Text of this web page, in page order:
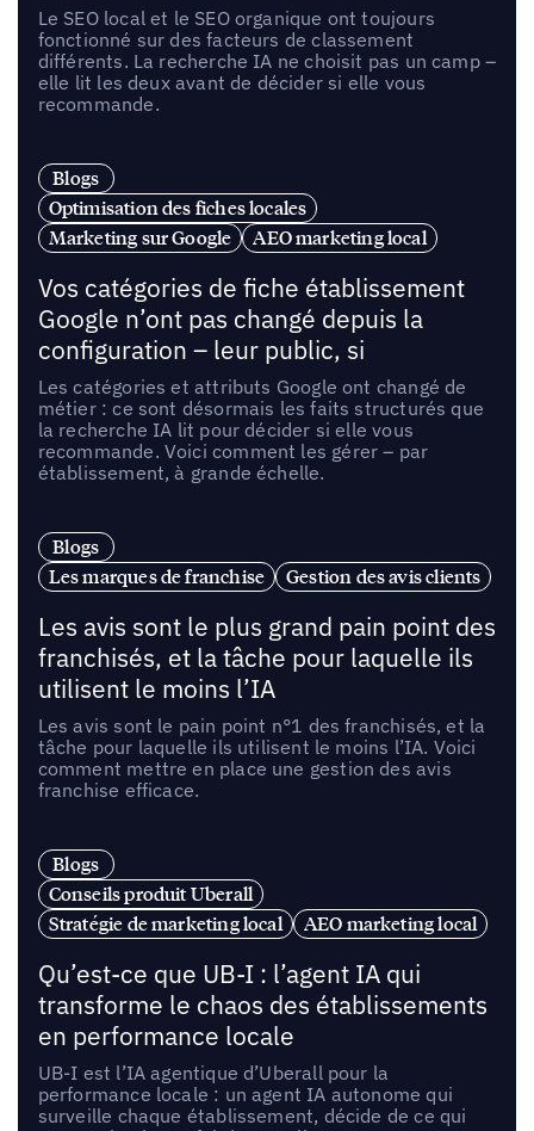
Le SEO local et le SEO organique ont toujours
fonctionné sur des facteurs de classement
différents. La recherche IA ne choisit pas un camp –
elle lit les deux avant de décider si elle vous
recommande.
Blogs
Optimisation des fiches locales
Marketing sur Google
AEO marketing local
Vos catégories de fiche établissement
Google n’ont pas changé depuis la
configuration – leur public, si
Les catégories et attributs Google ont changé de
métier : ce sont désormais les faits structurés que
la recherche IA lit pour décider si elle vous
recommande. Voici comment les gérer – par
établissement, à grande échelle.
Blogs
Les marques de franchise
Gestion des avis clients
Les avis sont le plus grand pain point des
franchisés, et la tâche pour laquelle ils
utilisent le moins l’IA
Les avis sont le pain point n°1 des franchisés, et la
tâche pour laquelle ils utilisent le moins l’IA. Voici
comment mettre en place une gestion des avis
franchise efficace.
Blogs
Conseils produit Uberall
Stratégie de marketing local
AEO marketing local
Qu’est-ce que UB-I : l’agent IA qui
transforme le chaos des établissements
en performance locale
UB-I est l’IA agentique d’Uberall pour la
performance locale : un agent IA autonome qui
surveille chaque établissement, décide de ce qui